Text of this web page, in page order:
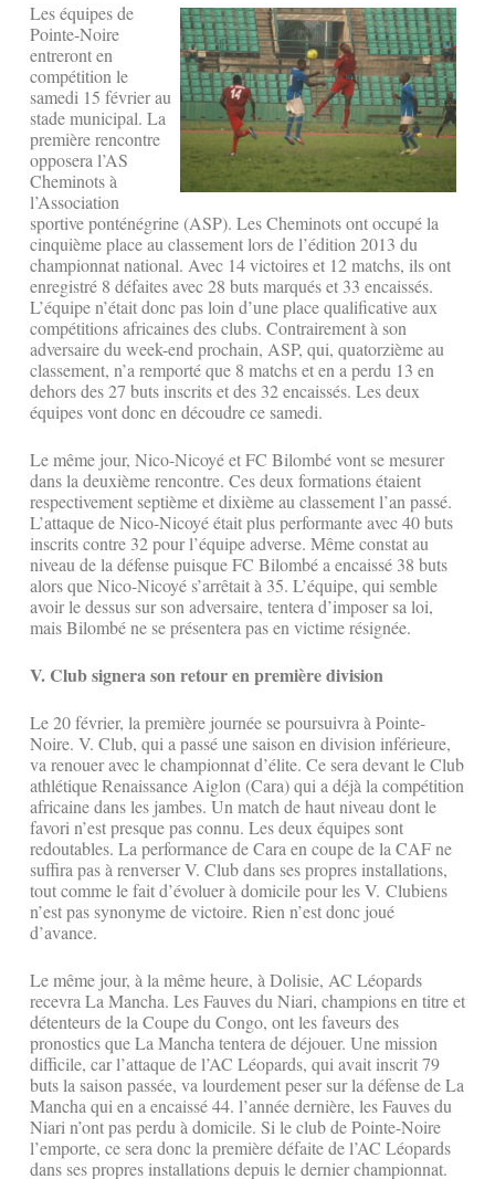
Les équipes de
Pointe-Noire
entreront en
compétition le
samedi 15 février au
stade municipal. La
première rencontre
opposera l’AS
Cheminots à
l’Association
sportive ponténégrine (ASP). Les Cheminots ont occupé la
cinquième place au classement lors de l’édition 2013 du
championnat national. Avec 14 victoires et 12 matchs, ils ont
enregistré 8 défaites avec 28 buts marqués et 33 encaissés.
L’équipe n’était donc pas loin d’une place qualificative aux
compétitions africaines des clubs. Contrairement à son
adversaire du week-end prochain, ASP, qui, quatorzième au
classement, n’a remporté que 8 matchs et en a perdu 13 en
dehors des 27 buts inscrits et des 32 encaissés. Les deux
équipes vont donc en découdre ce samedi.
Le même jour, Nico-Nicoyé et FC Bilombé vont se mesurer
dans la deuxième rencontre. Ces deux formations étaient
respectivement septième et dixième au classement l’an passé.
L’attaque de Nico-Nicoyé était plus performante avec 40 buts
inscrits contre 32 pour l’équipe adverse. Même constat au
niveau de la défense puisque FC Bilombé a encaissé 38 buts
alors que Nico-Nicoyé s’arrêtait à 35. L’équipe, qui semble
avoir le dessus sur son adversaire, tentera d’imposer sa loi,
mais Bilombé ne se présentera pas en victime résignée.
V. Club signera son retour en première division
Le 20 février, la première journée se poursuivra à Pointe-
Noire. V. Club, qui a passé une saison en division inférieure,
va renouer avec le championnat d’élite. Ce sera devant le Club
athlétique Renaissance Aiglon (Cara) qui a déjà la compétition
africaine dans les jambes. Un match de haut niveau dont le
favori n’est presque pas connu. Les deux équipes sont
redoutables. La performance de Cara en coupe de la CAF ne
suffira pas à renverser V. Club dans ses propres installations,
tout comme le fait d’évoluer à domicile pour les V. Clubiens
n’est pas synonyme de victoire. Rien n’est donc joué
d’avance.
Le même jour, à la même heure, à Dolisie, AC Léopards
recevra La Mancha. Les Fauves du Niari, champions en titre et
détenteurs de la Coupe du Congo, ont les faveurs des
pronostics que La Mancha tentera de déjouer. Une mission
difficile, car l’attaque de l’AC Léopards, qui avait inscrit 79
buts la saison passée, va lourdement peser sur la défense de La
Mancha qui en a encaissé 44. l’année dernière, les Fauves du
Niari n’ont pas perdu à domicile. Si le club de Pointe-Noire
l’emporte, ce sera donc la première défaite de l’AC Léopards
dans ses propres installations depuis le dernier championnat.